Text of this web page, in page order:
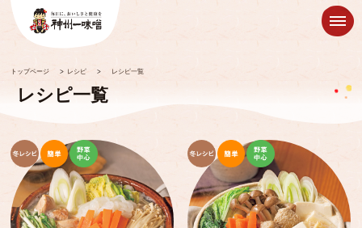
トップページ > レシピ > レシピ一覧
レシピ一覧